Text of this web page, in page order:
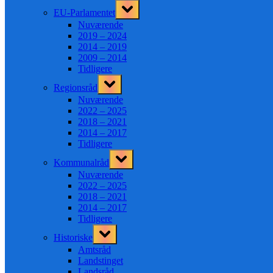
EU-Parlamentet
Toggle
sub-
menu
Nuværende
2019 – 2024
2014 – 2019
2009 – 2014
Tidligere
Regionsråd
Toggle
sub-
menu
Nuværende
2022 – 2025
2018 – 2021
2014 – 2017
Tidligere
Kommunalråd
Toggle
sub-
menu
Nuværende
2022 – 2025
2018 – 2021
2014 – 2017
Tidligere
Historiske
Toggle
sub-
menu
Amtsråd
Landstinget